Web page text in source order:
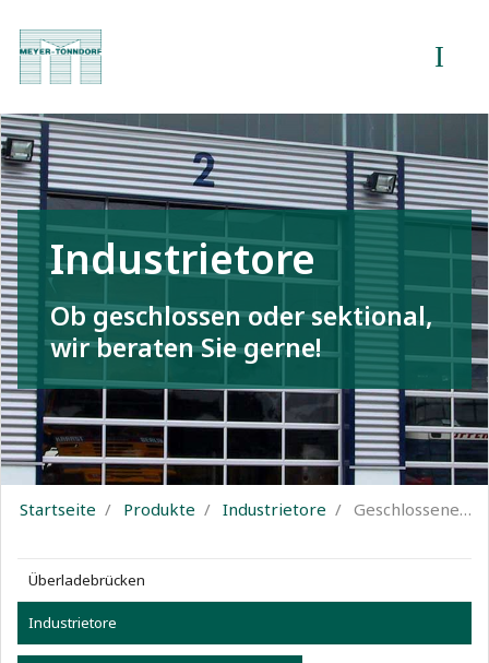
Industrietore
Ob geschlossen oder sektional,
wir beraten Sie gerne!
Startseite Produkte Industrietore Geschlossene…
Überladebrücken
Industrietore